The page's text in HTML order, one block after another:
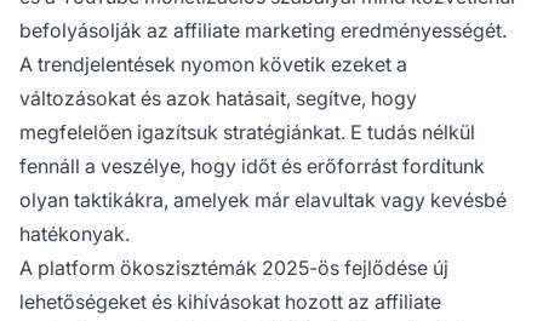
befolyásolják az affiliate marketing eredményességét.
A trendjelentések nyomon követik ezeket a
változásokat és azok hatásait, segítve, hogy
megfelelően igazítsuk stratégiánkat. E tudás nélkül
fennáll a veszélye, hogy időt és erőforrást fordítunk
olyan taktikákra, amelyek már elavultak vagy kevésbé
hatékonyak.
A platform ökoszisztémák 2025-ös fejlődése új
lehetőségeket és kihívásokat hozott az affiliate